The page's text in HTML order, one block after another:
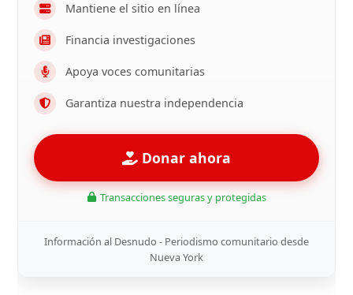
Mantiene el sitio en línea
Financia investigaciones
Apoya voces comunitarias
Garantiza nuestra independencia
Donar ahora
Transacciones seguras y protegidas
Información al Desnudo - Periodismo comunitario desde
Nueva York